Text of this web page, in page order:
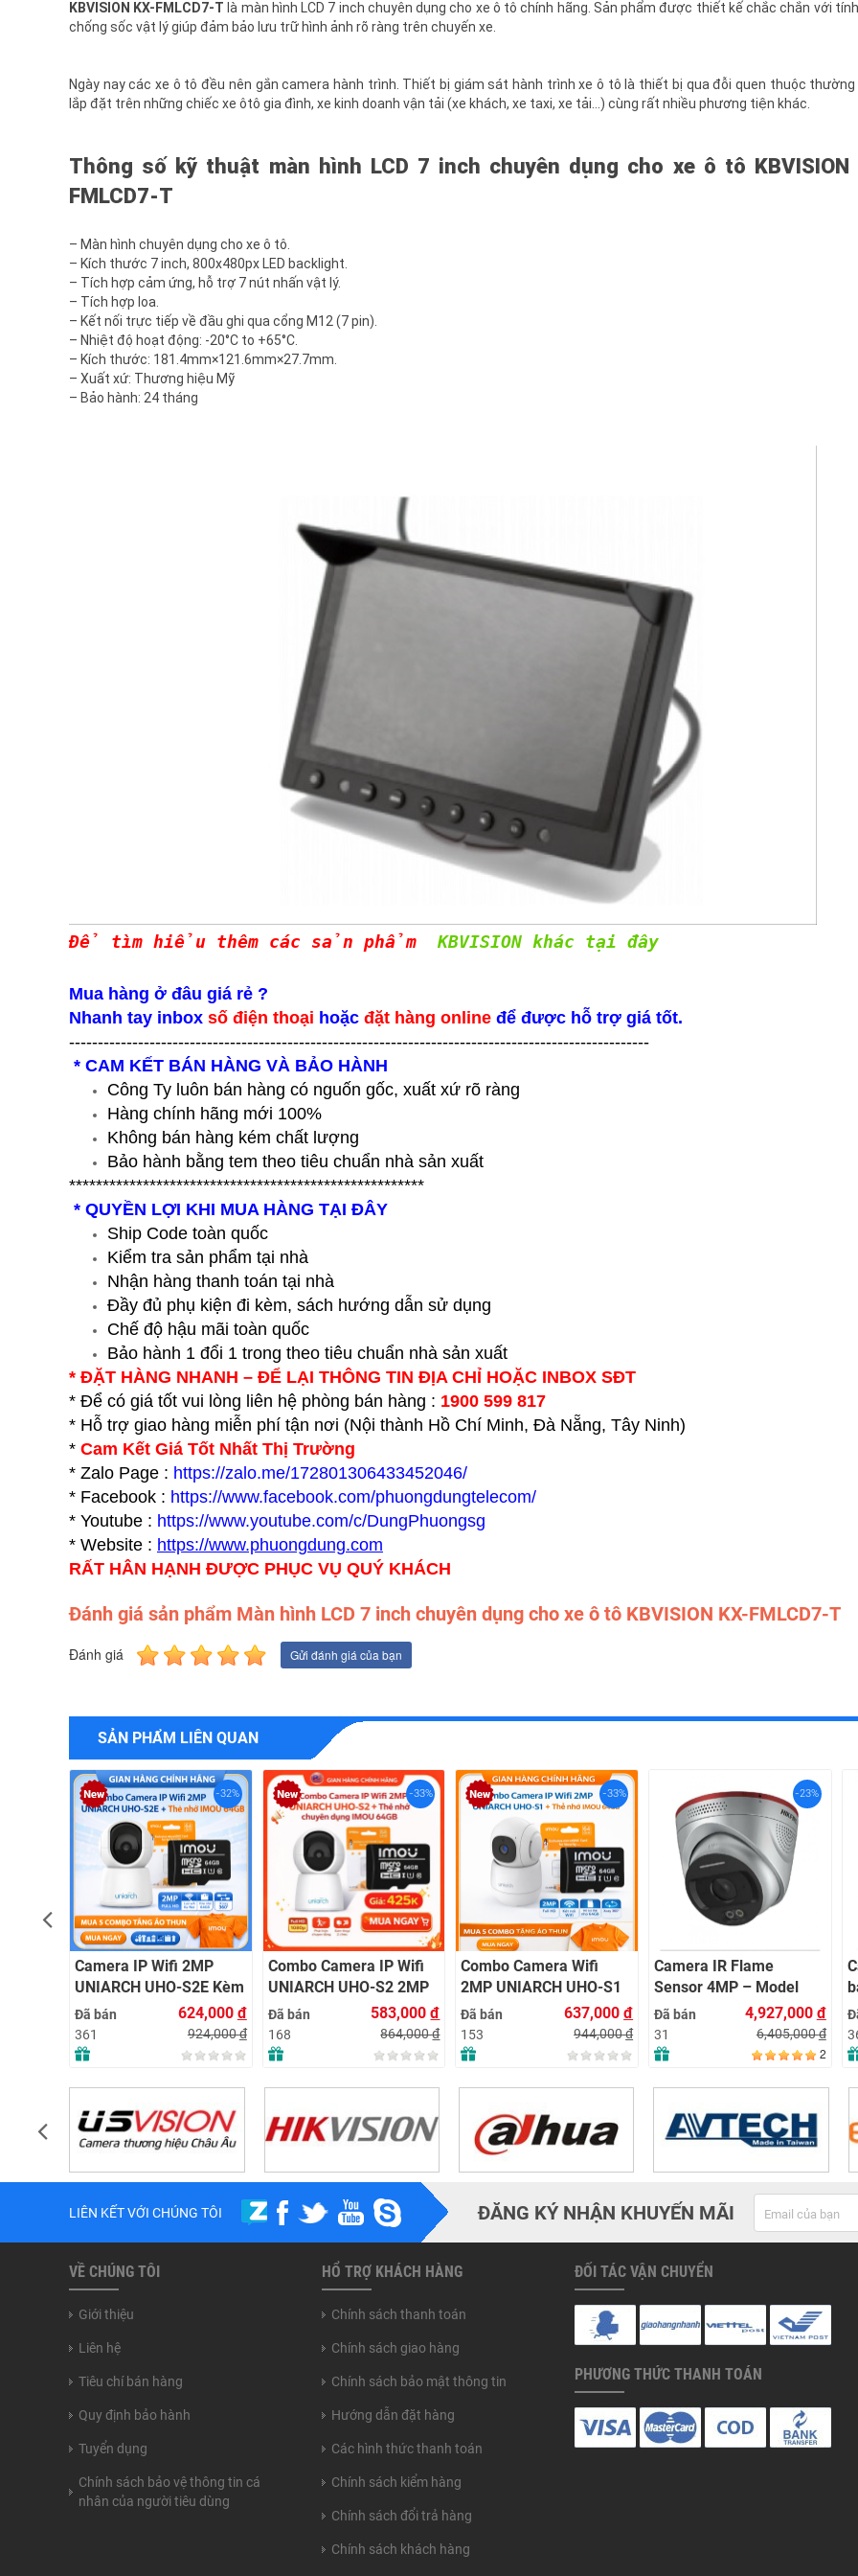
KBVISION KX-FMLCD7-T là màn hình LCD 7 inch chuyên dụng cho xe ô tô chính hãng. Sản phẩm được thiết kế chắc chắn với
chống sốc vật lý giúp đảm bảo lưu trữ hình ảnh rõ ràng trên chuyến xe.
Ngày nay các xe ô tô đều nên gắn camera hành trình. Thiết bị giám sát hành trình xe ô tô là thiết bị qua đỗi quen thuộc
lắp đặt trên những chiếc xe ôtô gia đình, xe kinh doanh vận tải (xe khách, xe taxi, xe tải…) cùng rất nhiều phương tiện khác.
Thông số kỹ thuật màn hình LCD 7 inch chuyên dụng cho xe ô tô KBVISION
FMLCD7-T
– Màn hình chuyên dụng cho xe ô tô.
– Kích thước 7 inch, 800x480px LED backlight.
– Tích hợp cảm ứng, hỗ trợ 7 nút nhấn vật lý.
– Tích hợp loa.
– Kết nối trực tiếp về đầu ghi qua cổng M12 (7 pin).
– Nhiệt độ hoạt động: -20°C to +65°C.
– Kích thước: 181.4mm×121.6mm×27.7mm.
– Xuất xứ: Thương hiệu Mỹ
– Bảo hành: 24 tháng
Để tìm hiểu thêm các sản phẩm KBVISION khác tại đây
Mua hàng ở đâu giá rẻ ?
Nhanh tay inbox số điện thoại hoặc đặt hàng online để được hỗ trợ giá tốt.
-----------------------------------------------------------------------------------------------------
* CAM KẾT BÁN HÀNG VÀ BẢO HÀNH
Công Ty luôn bán hàng có nguốn gốc, xuất xứ rõ ràng
Hàng chính hãng mới 100%
Không bán hàng kém chất lượng
Bảo hành bằng tem theo tiêu chuẩn nhà sản xuất
*****************************************************
* QUYỀN LỢI KHI MUA HÀNG TẠI ĐÂY
Ship Code toàn quốc
Kiểm tra sản phẩm tại nhà
Nhận hàng thanh toán tại nhà
Đầy đủ phụ kiện đi kèm, sách hướng dẫn sử dụng
Chế độ hậu mãi toàn quốc
Bảo hành 1 đổi 1 trong theo tiêu chuẩn nhà sản xuất
* ĐẶT HÀNG NHANH – ĐỂ LẠI THÔNG TIN ĐỊA CHỈ HOẶC INBOX SĐT
* Để có giá tốt vui lòng liên hệ phòng bán hàng : 1900 599 817
* Hỗ trợ giao hàng miễn phí tận nơi (Nội thành Hồ Chí Minh, Đà Nẵng, Tây Ninh)
* Cam Kết Giá Tốt Nhất Thị Trường
* Zalo Page : https://zalo.me/172801306433452046/
* Facebook : https://www.facebook.com/phuongdungtelecom/
* Youtube : https://www.youtube.com/c/DungPhuongsg
* Website : https://www.phuongdung.com
RẤT HÂN HẠNH ĐƯỢC PHỤC VỤ QUÝ KHÁCH
Đánh giá sản phẩm Màn hình LCD 7 inch chuyên dụng cho xe ô tô KBVISION KX-FMLCD7-T
Đánh giá Gửi đánh giá của bạn
SẢN PHẨM LIÊN QUAN
-32%
Camera IP Wifi 2MP
UNIARCH UHO-S2E Kèm
Thẻ Nhớ IMOU 64GB |
Xem Từ Xa | Dễ Lắp Đặt
Đã bán
361
624,000 đ
924,000đ
-33%
Combo Camera IP Wifi
UNIARCH UHO-S2 2MP
Kèm Thẻ Nhớ IMOU
64GB | Phù Hợp Nhà &
Cửa Hàng
Đã bán
168
583,000đ
864,000đ
-33%
Combo Camera Wifi
2MP UNIARCH UHO-S1
+ Thẻ Nhớ IMOU 64GB |
Quan Sát 24/7 | Chính
Hãng
Đã bán
153
637,000đ
944,000đ
-23%
Camera IR Flame
Sensor 4MP – Model
HF-VR 343
Đã bán
31
4,927,000 đ
6,405,000đ
2
LIÊN KẾT VỚI CHÚNG TÔI ĐĂNG KÝ NHẬN KHUYẾN MÃI
VỀ CHÚNG TÔI
Giới thiệu
Liên hệ
Tiêu chí bán hàng
Quy định bảo hành
Tuyển dụng
Chính sách bảo vệ thông tin cá
nhân của người tiêu dùng
HỔ TRỢ KHÁCH HÀNG
Chính sách thanh toán
Chính sách giao hàng
Chính sách bảo mật thông tin
Hướng dẫn đặt hàng
Các hình thức thanh toán
Chính sách kiểm hàng
Chính sách đổi trả hàng
Chính sách khách hàng
ĐỐI TÁC VẬN CHUYỂN
PHƯƠNG THỨC THANH TOÁN